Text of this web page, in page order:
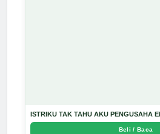
ISTRIKU TAK TAHU AKU PENGUSAHA
Beli / Baca